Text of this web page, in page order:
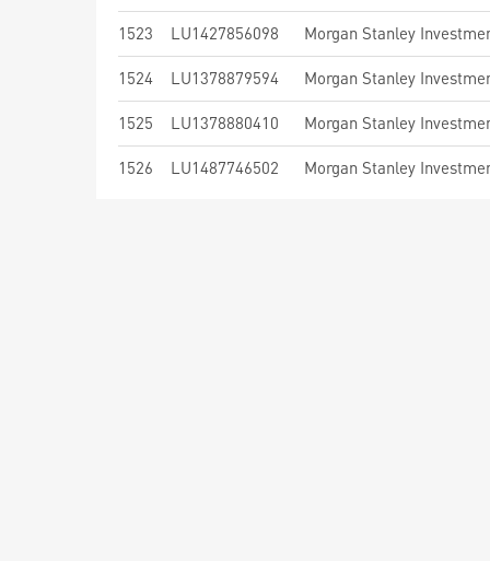
1523 LU1427856098
1524 LU1378879594
1525 LU1378880410
1526 LU1487746502